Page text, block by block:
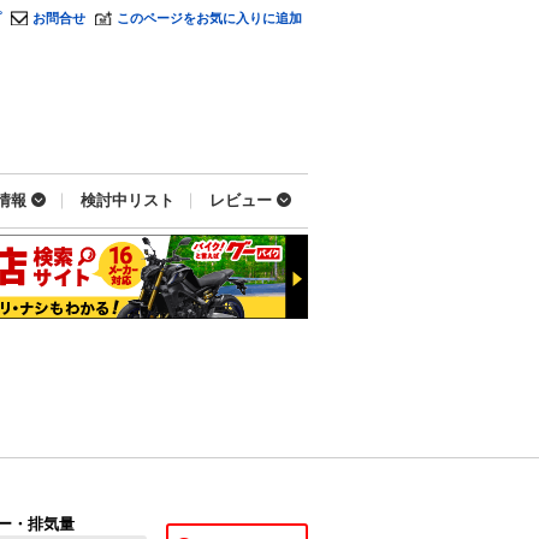
お問合せ このページをお気に入りに追加
報 検討中リスト レビュー
・排気量